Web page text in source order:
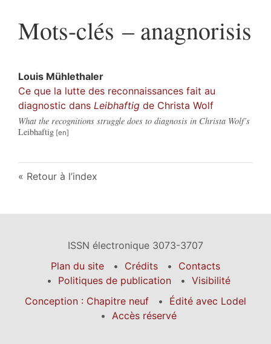
Mots-clés – anagnorisis
Louis Mühlethaler
Ce que la lutte des reconnaissances fait au
diagnostic dans Leibhaftig de Christa Wolf
What the recognitions struggle does to diagnosis in Christa Wolf’s
Leibhaftig
Retour à l’index
ISSN électronique 3073-3707
Plan du site
Crédits
Contacts
Politiques de publication
Visibilité
Conception : Chapitre neuf
Édité avec Lodel
Accès réservé